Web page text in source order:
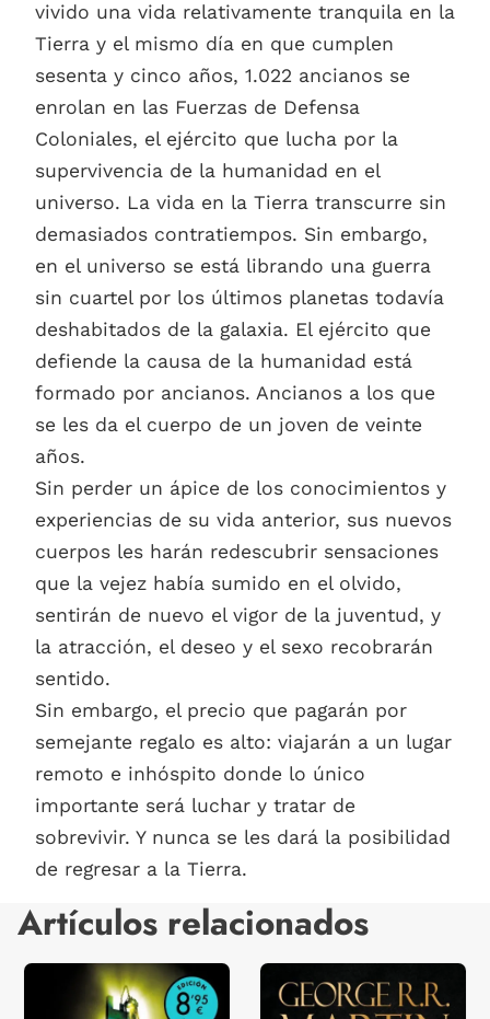
vivido una vida relativamente tranquila en la
Tierra y el mismo día en que cumplen
sesenta y cinco años, 1.022 ancianos se
enrolan en las Fuerzas de Defensa
Coloniales, el ejército que lucha por la
supervivencia de la humanidad en el
universo. La vida en la Tierra transcurre sin
demasiados contratiempos. Sin embargo,
en el universo se está librando una guerra
sin cuartel por los últimos planetas todavía
deshabitados de la galaxia. El ejército que
defiende la causa de la humanidad está
formado por ancianos. Ancianos a los que
se les da el cuerpo de un joven de veinte
años.
Sin perder un ápice de los conocimientos y
experiencias de su vida anterior, sus nuevos
cuerpos les harán redescubrir sensaciones
que la vejez había sumido en el olvido,
sentirán de nuevo el vigor de la juventud, y
la atracción, el deseo y el sexo recobrarán
sentido.
Sin embargo, el precio que pagarán por
semejante regalo es alto: viajarán a un lugar
remoto e inhóspito donde lo único
importante será luchar y tratar de
sobrevivir. Y nunca se les dará la posibilidad
de regresar a la Tierra.
Artículos relacionados